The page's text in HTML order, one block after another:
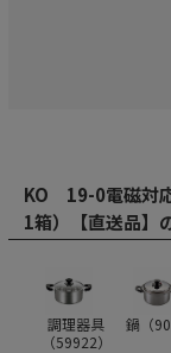
KO 19-0電磁対
1箱）【直送品】
調理器具
（59922）
鍋（